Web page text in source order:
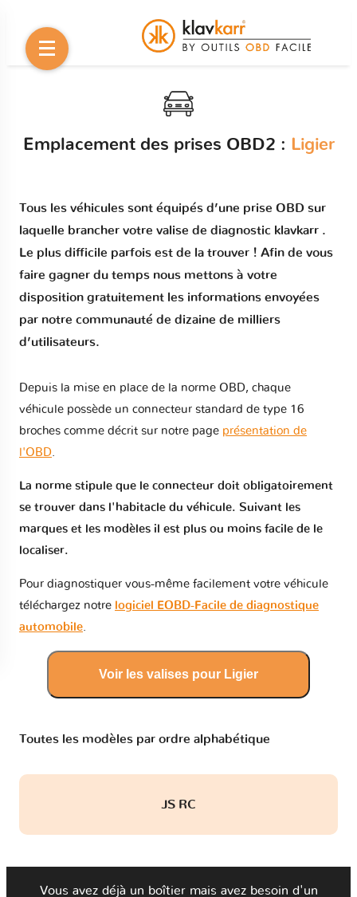
Emplacement des prises OBD2 : Ligier
Tous les véhicules sont équipés d’une prise OBD sur
laquelle brancher votre valise de diagnostic klavkarr .
Le plus difficile parfois est de la trouver ! Afin de vous
faire gagner du temps nous mettons à votre
disposition gratuitement les informations envoyées
par notre communauté de dizaine de milliers
d’utilisateurs.
Depuis la mise en place de la norme OBD, chaque
véhicule possède un connecteur standard de type 16
broches comme décrit sur notre page présentation de
l'OBD.
La norme stipule que le connecteur doit obligatoirement
se trouver dans l'habitacle du véhicule. Suivant les
marques et les modèles il est plus ou moins facile de le
localiser.
Pour diagnostiquer vous-même facilement votre véhicule
téléchargez notre logiciel EOBD-Facile de diagnostique
automobile.
Voir les valises pour Ligier
Toutes les modèles par ordre alphabétique
JS RC
Vous avez déjà un boîtier mais avez besoin d'un